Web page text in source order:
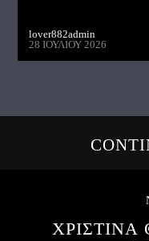
lover882admin
28 ΙΟΥΛΊΟΥ 2026